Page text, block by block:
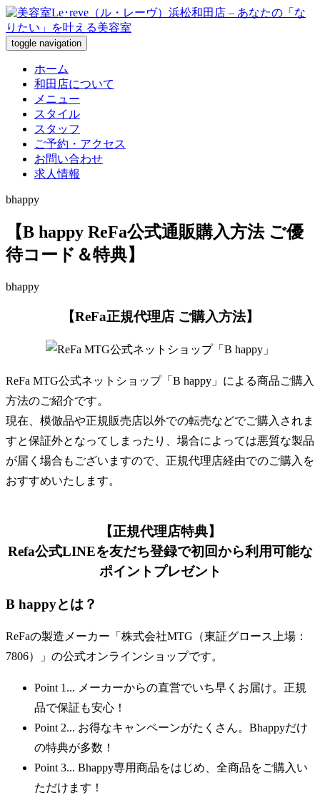
toggle navigation
ホーム
和田店について
メニュー
スタイル
スタッフ
ご予約・アクセス
お問い合わせ
求人情報
bhappy
【B happy ReFa公式通販購入方法 ご優
待コード＆特典】
bhappy
【ReFa正規代理店 ご購入方法】
ReFa MTG公式ネットショップ「B happy」による商品ご購入
方法のご紹介です。
現在、模倣品や正規販売店以外での転売などでご購入されま
すと保証外となってしまったり、場合によっては悪質な製品
が届く場合もございますので、正規代理店経由でのご購入を
おすすめいたします。
【正規代理店特典】
Refa公式LINEを友だち登録で初回から利用可能な
ポイントプレゼント
B happyとは？
ReFaの製造メーカー「株式会社MTG（東証グロース上場：
7806）」の公式オンラインショップです。
Point 1 ... メーカーからの直営でいち早くお届け。正規
品で保証も安心！
Point 2... お得なキャンペーンがたくさん。Bhappyだけ
の特典が多数！
Point 3... Bhappy専用商品をはじめ、全商品をご購入い
ただけます！